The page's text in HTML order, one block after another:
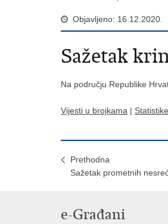
Objavljeno: 16.12.2020.
Sažetak
Na području Republike
Vijesti u brojkama | Statistike
Prethodna
Sažetak prometnih
e-Građani